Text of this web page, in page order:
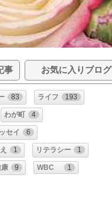
事 お気に入りブログ
83 ライフ 193
わが町 4
セイ 6
1 リテラシー 1
9 WBC 1